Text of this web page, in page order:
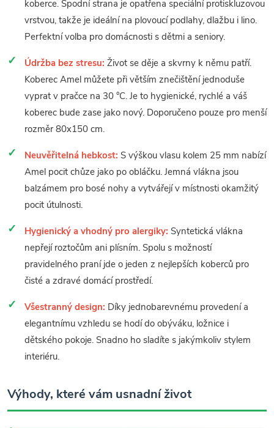
koberce. Spodní strana je opatřena speciální protiskluzovou
vrstvou, takže je ideální na plovoucí podlahy, dlažbu i lino.
Perfektní volba pro domácnosti s dětmi a seniory.
Údržba bez stresu: Život se děje a skvrny k němu patří.
Koberec Amel můžete při větším znečištění jednoduše
vyprat v pračce na 30 °C. Je to hygienické, rychlé a váš
koberec bude zase jako nový. Doporučeno pouze pro menší
rozměr 80x150 cm.
Neuvěřitelná hebkost: S výškou vlasu kolem 25 mm nabízí
Amel pocit chůze jako po obláčku. Jemná vlákna jsou
balzámem pro bosé nohy a vytvářejí v místnosti okamžitý
pocit útulnosti.
Hygienický a vhodný pro alergiky: Syntetická vlákna
nepřejí roztočům ani plísním. Spolu s možností
pravidelného praní jde o jeden z nejlepších koberců pro
čisté a zdravé domácí prostředí.
Všestranný design: Díky jednobarevnému provedení a
elegantnímu vzhledu se hodí do obýváku, ložnice i
dětského pokoje. Snadno ho sladíte s jakýmkoliv stylem
interiéru.
Výhody, které vám usnadní život